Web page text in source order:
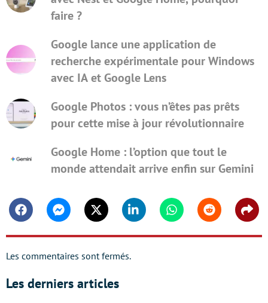
faire ?
Google lance une application de
recherche expérimentale pour Windows
avec IA et Google Lens
Google Photos : vous n’êtes pas prêts
pour cette mise à jour révolutionnaire
Google Home : l’option que tout le
monde attendait arrive enfin sur Gemini
FacebookMessengerTwitter Linkedin WhatsappReddit
Les commentaires sont fermés.
Les derniers articles